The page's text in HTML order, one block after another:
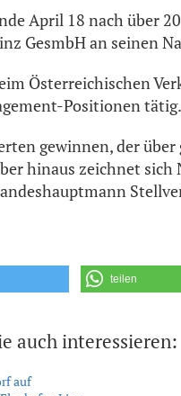
April 18 nach über
GesmbH an seinen
Österreichischen
Positionen tätig.
gewinnen, der
hinaus zeichnet
teilen
auch interessieren:
auf